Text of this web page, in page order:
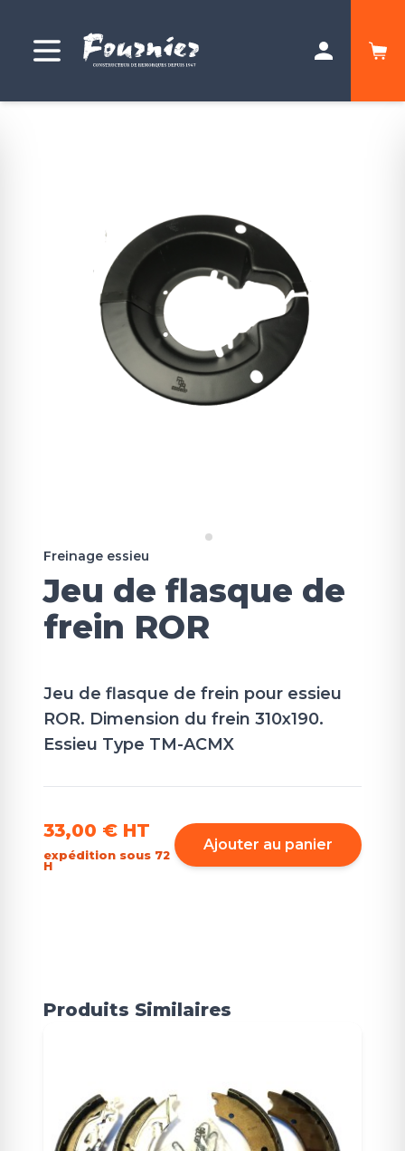
Freinage essieu
Jeu de flasque de
frein ROR
Jeu de flasque de frein pour essieu
ROR. Dimension du frein 310x190.
Essieu Type TM-ACMX
33,00 € HT
expédition sous 72
H
Ajouter au panier
Produits Similaires